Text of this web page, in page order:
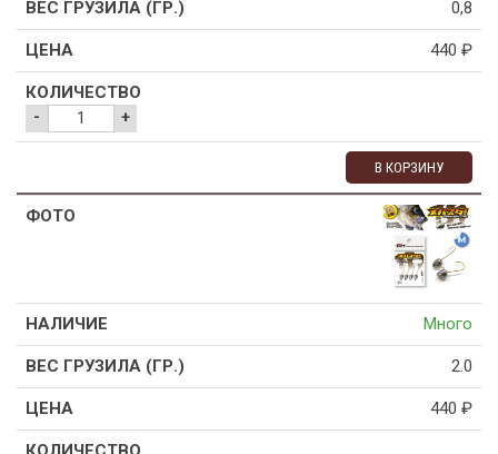
0,8
440 ₽
- +
В КОРЗИНУ
Много
2.0
440 ₽